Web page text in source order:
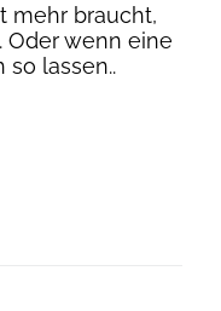
mehr braucht,
Oder wenn eine
so lassen..